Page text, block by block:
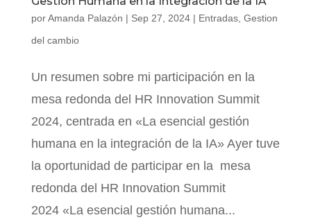
porAmanda Palazón | Sep 27, 2024| Entradas, Gestion
del cambio
Un resumen sobre mi participación en la
mesa redonda del HR Innovation Summit
2024, centrada en «La esencial gestión
humana en la integración de la IA» Ayer tuve
la oportunidad de participar en la mesa
redonda del HR Innovation Summit
2024 «La esencial gestión humana...